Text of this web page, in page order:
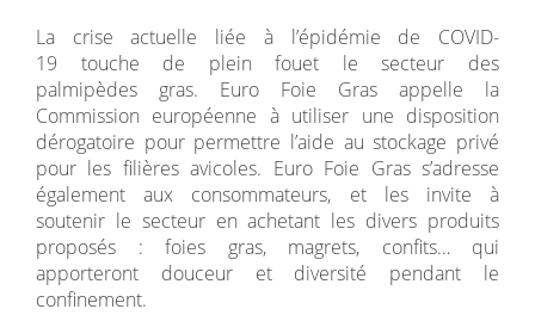
La crise actuelle liée à l’épidémie de COVID-
19 touche de plein fouet le secteur des
palmipèdes gras. Euro Foie Gras appelle la
Commission européenne à utiliser une disposition
dérogatoire pour permettre l’aide au stockage privé
pour les filières avicoles. Euro Foie Gras s’adresse
également aux consommateurs, et les invite à
soutenir le secteur en achetant les divers produits
proposés : foies gras, magrets, confits… qui
apporteront douceur et diversité pendant le
confinement.